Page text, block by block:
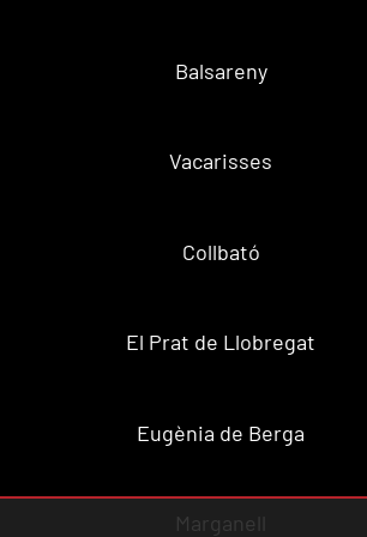
Balsareny
Vacarisses
Collbató
El Prat de Llobregat
Eugènia de Berga
Marganell